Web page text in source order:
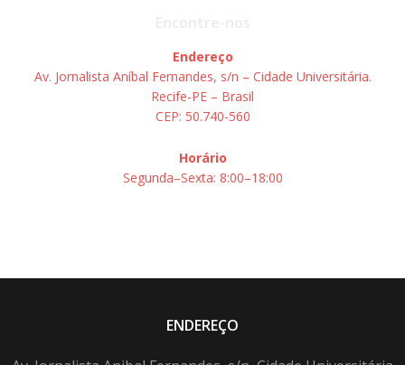
Endereço
Av. Jornalista Aníbal Fernandes, s/n – Cidade Universitária.
Recife-PE – Brasil
CEP: 50.740-560
Horário
Segunda–Sexta: 8:00–18:00
ENDEREÇO